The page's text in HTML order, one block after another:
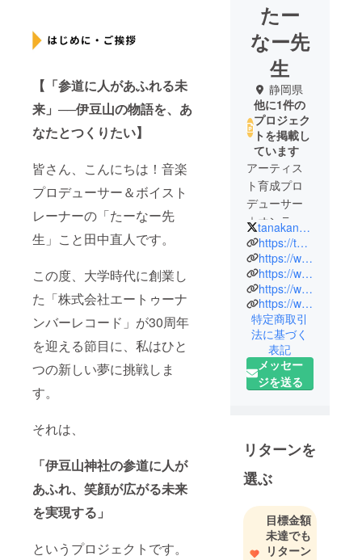
【「参道に人があふれる未
来」──伊豆山の物語を、あ
なたとつくりたい】
皆さん、こんにちは！音楽
プロデューサー＆ボイスト
レーナーの「たーなー先
生」こと田中直人です。
この度、大学時代に創業し
た「株式会社エートゥーナ
ンバーレコード」が30周年
を迎える節目に、私はひと
つの新しい夢に挑戦しま
す。
それは、
「伊豆山神社の参道に人が
あふれ、笑顔が広がる未来
を実現する」
というプロジェクトです。
たー
なー先
生
静岡県
他に1件の
プロジェク
トを掲載し
ています
アーティス
ト育成プロ
デューサー
｜オンライ
ンボイトレ
のパイオニ
ア｜３０年
間５万人以
上指導｜ア
プリ「毎日
ボイトレ」
開発｜
(株)AtoNO
講師｜全国
放送ラジオ
MC｜日テレ
「ZIP！」テ
レ東「おは
スタ！」出
tanakanaoto
https://twitter.com/tanakanaoto
https://www.atono.co.jp/
https://www.atono.co.jp/blog/
https://www.facebook.com/tanakanaoto1/
https://www.instagram.com/atono_records/
特定商取引
法に基づく
表記
メッセー
ジを送る
リターンを
選ぶ
目標金額
未達でも
リターン